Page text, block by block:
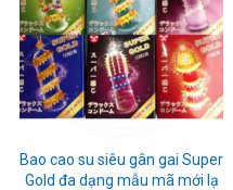
Bao cao su siêu gân gai Super
Gold đa dạng mẫu mã mới lạ